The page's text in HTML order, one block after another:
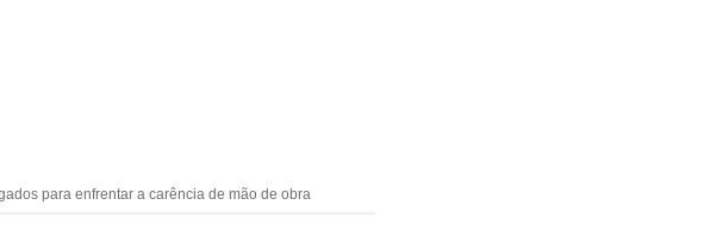
para enfrentar a carência de mão de obra